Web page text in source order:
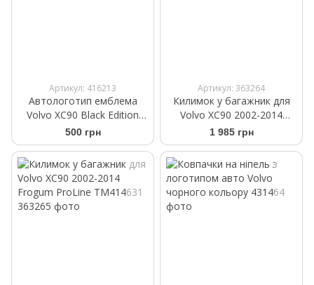
Артикул: 416213
Автологотип емблема
Volvo XC90 Black Edition
чорний глянець
500 грн
Артикул: 363264
Килимок у багажник для
Volvo XC90 2002-2014
Frogum ProLine TM414624
1 985 грн